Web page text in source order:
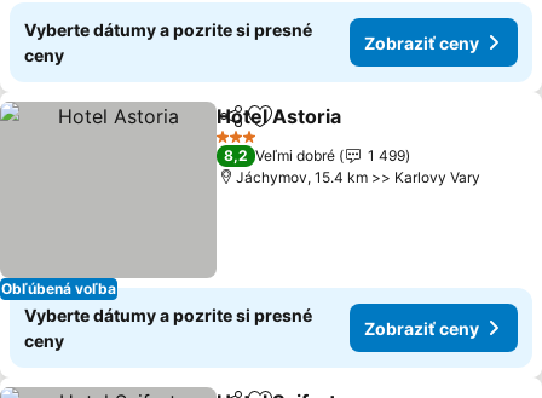
Vyberte dátumy a pozrite si presné
ceny
Zobraziť ceny
Obľúbená voľba
ZdieľaťPridať do obľúbených
Hotel Astoria
3 Počet hviezdičiek
8,2 Veľmi dobré
1 499
Jáchymov, 15.4 km >> Karlovy Vary
Vyberte dátumy a pozrite si presné
ceny
Zobraziť ceny